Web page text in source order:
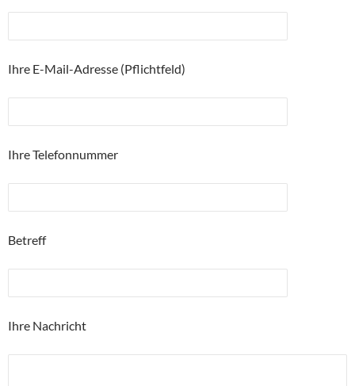
Ihre E-Mail-Adresse (Pflichtfeld)
Ihre Telefonnummer
Betreff
Ihre Nachricht